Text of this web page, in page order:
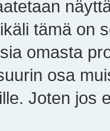
tämä on
omasta
osa
Joten jos